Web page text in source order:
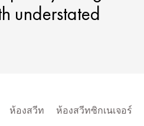
understated
ห้องสวีท ห้องสวีทซิกเนเจอร์